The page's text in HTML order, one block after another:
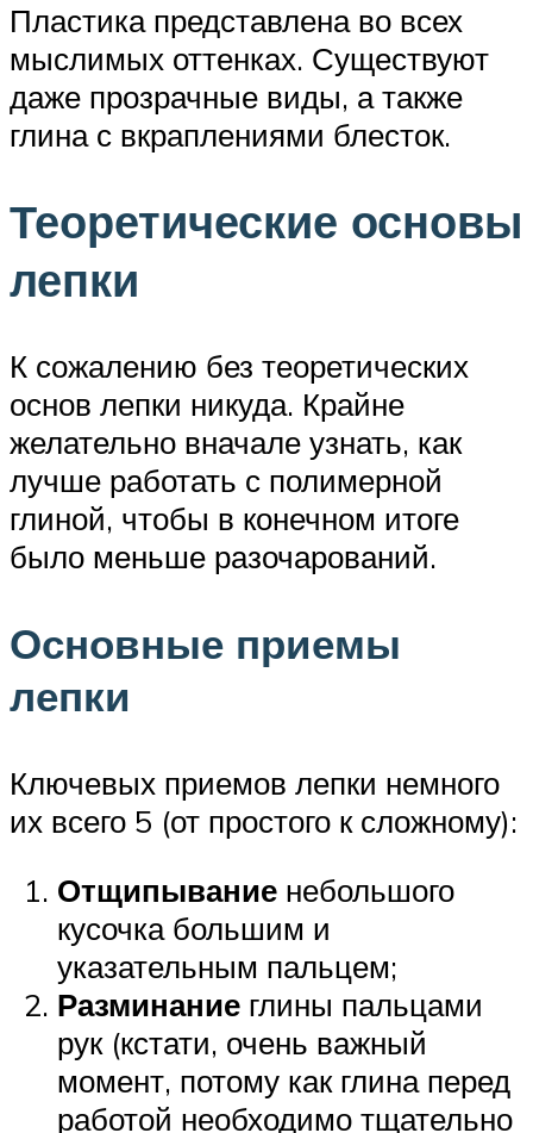
Пластика представлена во всех
мыслимых оттенках. Существуют
даже прозрачные виды, а также
глина с вкраплениями блесток.
Теоретические основы
лепки
К сожалению без теоретических
основ лепки никуда. Крайне
желательно вначале узнать, как
лучше работать с полимерной
глиной, чтобы в конечном итоге
было меньше разочарований.
Основные приемы
лепки
Ключевых приемов лепки немного
их всего 5 (от простого к сложному):
Отщипывание небольшого
кусочка большим и
указательным пальцем;
Разминание глины пальцами
рук (кстати, очень важный
момент, потому как глина перед
работой необходимо тщательно